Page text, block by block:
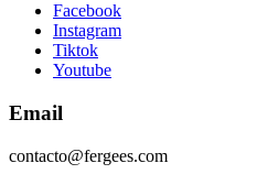
Facebook
Instagram
Tiktok
Youtube
Email
contacto@fergees.com